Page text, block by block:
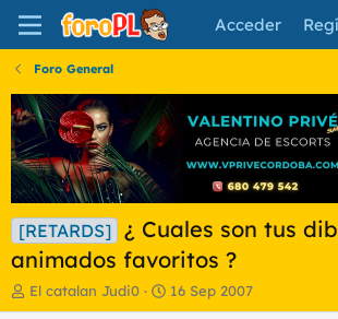
Acceder
Foro General
[RETARDS]
¿ Cuales son tus
animados favoritos ?
I
n
El catalan Judi0
F
e
16 Sep 2007